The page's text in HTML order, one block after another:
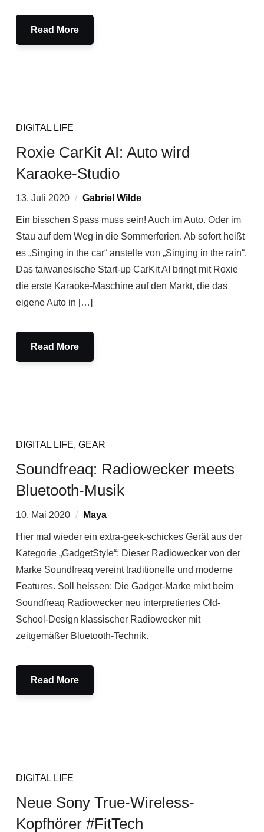
Read More
DIGITAL LIFE
Roxie CarKit AI: Auto wird
Karaoke-Studio
13. Juli 2020 Gabriel Wilde
Ein bisschen Spass muss sein! Auch im Auto. Oder im
Stau auf dem Weg in die Sommerferien. Ab sofort heißt
es „Singing in the car“ anstelle von „Singing in the rain“.
Das taiwanesische Start-up CarKit AI bringt mit Roxie
die erste Karaoke-Maschine auf den Markt, die das
eigene Auto in […]
Read More
DIGITAL LIFE, GEAR
Soundfreaq: Radiowecker meets
Bluetooth-Musik
10. Mai 2020 Maya
Hier mal wieder ein extra-geek-schickes Gerät aus der
Kategorie „GadgetStyle“: Dieser Radiowecker von der
Marke Soundfreaq vereint traditionelle und moderne
Features. Soll heissen: Die Gadget-Marke mixt beim
Soundfreaq Radiowecker neu interpretiertes Old-
School-Design klassischer Radiowecker mit
zeitgemäßer Bluetooth-Technik.
Read More
DIGITAL LIFE
Neue Sony True-Wireless-
Kopfhörer #FitTech